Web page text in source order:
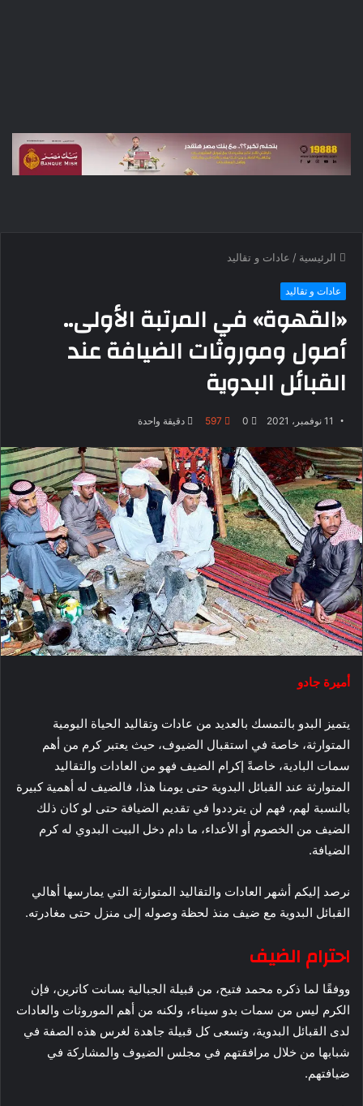
الرئيسية / عادات و تقاليد
عادات و تقاليد
«القهوة» في المرتبة الأولى..
أصول وموروثات الضيافة عند
القبائل البدوية
11 نوفمبر، 2021 0
597 دقيقة واحدة
أميرة جادو
يتميز البدو بالتمسك بالعديد من عادات وتقاليد الحياة اليومية
المتوارثة، خاصة في استقبال الضيوف، حيث يعتبر كرم من أهم
سمات البادية، خاصةً إكرام الضيف فهو من العادات والتقاليد
المتوارثة عند القبائل البدوية حتى يومنا هذا، فالضيف له أهمية كبيرة
بالنسبة لهم، فهم لن يترددوا في تقديم الضيافة حتى لو كان ذلك
الضيف من الخصوم أو الأعداء، ما دام دخل البيت البدوي له كرم
الضيافة.
نرصد إليكم أشهر العادات والتقاليد المتوارثة التي يمارسها أهالي
القبائل البدوية مع ضيف منذ لحظة وصوله إلى منزل حتى مغادرته.
احترام الضيف
ووفقًا لما ذكره محمد فتيح، من قبيلة الجبالية بسانت كاترين، فإن
الكرم ليس من سمات بدو سيناء، ولكنه من أهم الموروثات والعادات
لدى القبائل البدوية، وتسعى كل قبيلة جاهدة لغرس هذه الصفة في
شبابها من خلال مرافقتهم في مجلس الضيوف والمشاركة في
ضيافتهم.